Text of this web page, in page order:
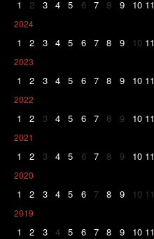
1 2 3 4 5 6 7 8 9 10 11
2024
1 2 3 4 5 6 7 8 9 10 11
2023
1 2 3 4 5 6 7 8 9 10 11
2022
1 2 3 4 5 6 7 8 9 10 11
2021
1 2 3 4 5 6 7 8 9 10 11
2020
1 2 3 4 5 6 7 8 9 10 11
2019
1 2 3 4 5 6 7 8 9 10 11